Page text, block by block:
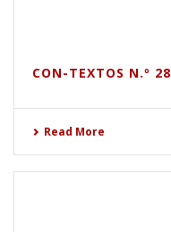
CON-TEXTOS N.º 28
Read More